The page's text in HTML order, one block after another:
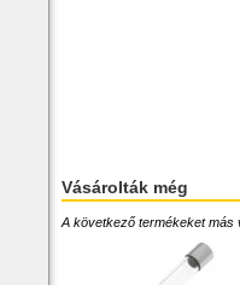
Vásárolták még
A következő termékeket más